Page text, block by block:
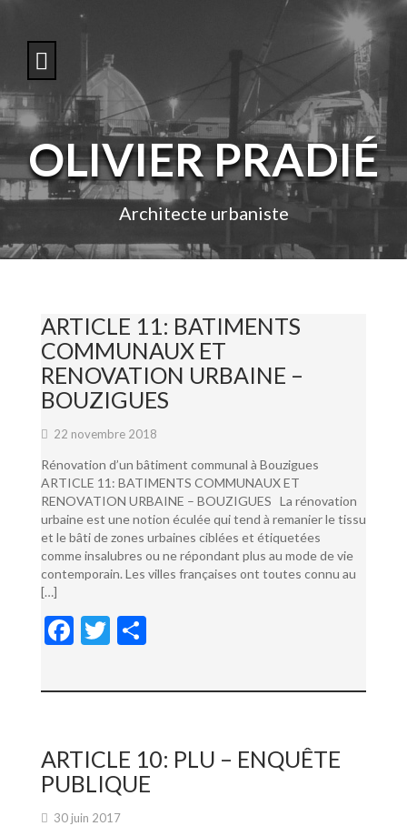
o
c
n
e
OLIVIER PRADIÉ
Architecte urbaniste
ARTICLE 11: BATIMENTS
COMMUNAUX ET
RENOVATION URBAINE –
BOUZIGUES
22 novembre 2018
Rénovation d’un bâtiment communal à Bouzigues
ARTICLE 11: BATIMENTS COMMUNAUX ET
RENOVATION URBAINE – BOUZIGUES La rénovation
urbaine est une notion éculée qui tend à remanier le tissu
et le bâti de zones urbaines ciblées et étiquetées
comme insalubres ou ne répondant plus au mode de vie
contemporain. Les villes françaises ont toutes connu au
[…]
F
e
o
o
k
T
itt ta
er
ARTICLE 10: PLU – ENQUÊTE
PUBLIQUE
30 juin 2017